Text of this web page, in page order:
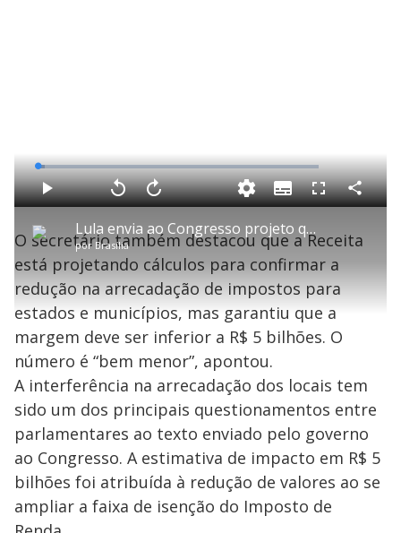
P
l
a
y
V
i
Lula envia ao Congresso projeto que amplia a isenção do Imposto de Renda a quem ganha até R$ 5 mil
por Brasília
P V
t
a
r
0
s
e
n
d
s
A
n
ç
a
1
0
s
e
u
n
M
u
o
L
o
a
d
e
:
2
.
4
3
%
S
u
b
i
t
l
s
F
s
c
e
e
n
C
o
a
r
O secretário também destacou que a Receita
está projetando cálculos para confirmar a
redução na arrecadação de impostos para
estados e municípios, mas garantiu que a
margem deve ser inferior a R$ 5 bilhões. O
número é “bem menor”, apontou.
A interferência na arrecadação dos locais tem
sido um dos principais questionamentos entre
parlamentares ao texto enviado pelo governo
ao Congresso. A estimativa de impacto em R$ 5
bilhões foi atribuída à redução de valores ao se
ampliar a faixa de isenção do Imposto de